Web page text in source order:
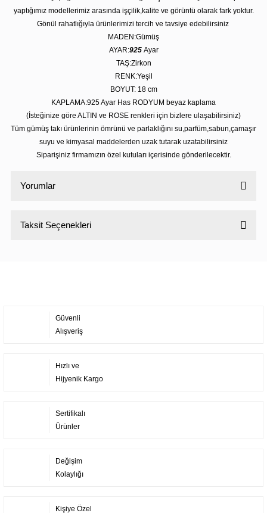
yaptığımız modellerimiz arasında işçilik,kalite ve görüntü olarak fark yoktur.
Gönül rahatlığıyla ürünlerimizi tercih ve tavsiye edebilirsiniz
MADEN:Gümüş
AYAR:925 Ayar
TAŞ:Zirkon
RENK:Yeşil
BOYUT: 18 cm
KAPLAMA:925 Ayar Has RODYUM beyaz kaplama
(İsteğinize göre ALTIN ve ROSE renkleri için bizlere ulaşabilirsiniz)
Tüm gümüş takı ürünlerinin ömrünü ve parlaklığını su,parfüm,sabun,çamaşır
suyu ve kimyasal maddelerden uzak tutarak uzatabilirsiniz
Siparişiniz firmamızın özel kutuları içerisinde gönderilecektir.
Yorumlar
Taksit Seçenekleri
Güvenli
Alışveriş
Hızlı ve
Hijyenik Kargo
Sertifikalı
Ürünler
Değişim
Kolaylığı
Kişiye Özel